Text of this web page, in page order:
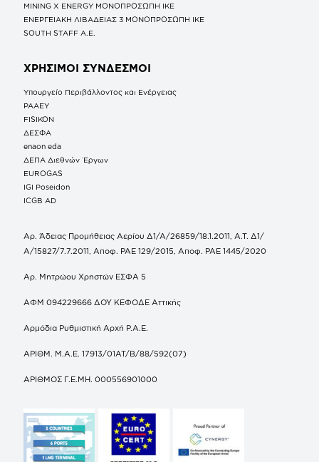
MINING X ENERGY ΜΟΝΟΠΡΟΣΩΠΗ ΙΚΕ
ΕΝΕΡΓΕΙΑΚΗ ΛΙΒΑΔΕΙΑΣ 3 ΜΟΝΟΠΡΟΣΩΠΗ ΙΚΕ
SOUTH STAFF Α.Ε.
ΧΡΗΣΙΜΟΙ ΣΥΝΔΕΣΜΟΙ
Υπουργείο Περιβάλλοντος και Ενέργειας
ΡΑΑΕΥ
FISIKON
ΔΕΣΦΑ
enaon eda
ΔΕΠΑ Διεθνών Έργων
EUROGAS
IGI Poseidon
ICGB AD
Αρ. Άδειας Προμήθειας Αερίου Δ1/Α/26859/18.1.2011, Α.Τ. Δ1/
Α/15827/7.7.2011, Αποφ. ΡΑΕ 129/2015, Αποφ. ΡΑΕ 1445/2020
Αρ. Μητρώου Χρηστών ΕΣΦΑ 5
ΑΦΜ 094229666 ΔΟΥ ΚΕΦΟΔΕ Αττικής
Αρμόδια Ρυθμιστική Αρχή Ρ.Α.Ε.
ΑΡΙΘΜ. Μ.Α.Ε. 17913/01ΑΤ/Β/88/592(07)
ΑΡΙΘΜΟΣ Γ.Ε.ΜΗ. 000556901000